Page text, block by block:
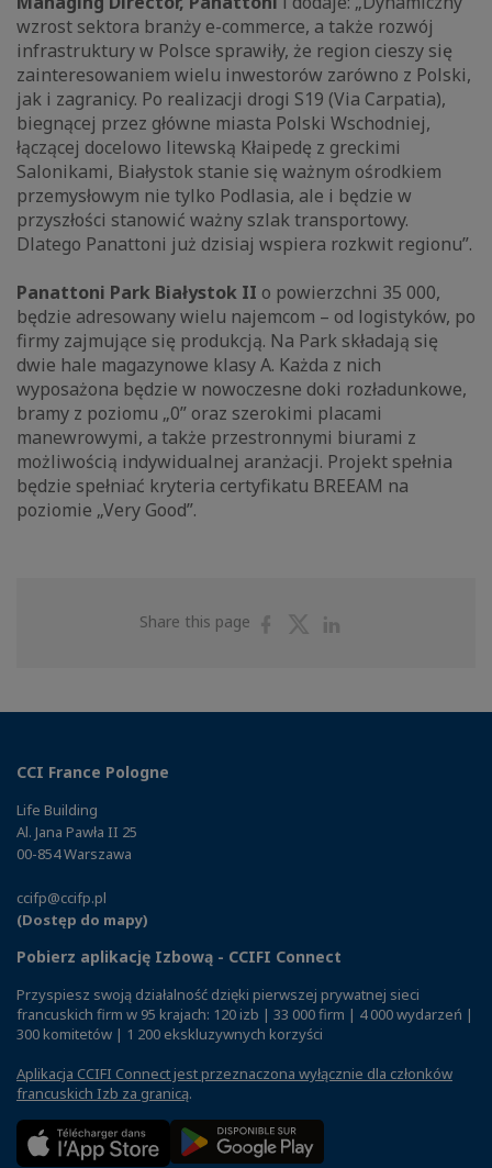
wzrost sektora branży e-commerce, a także rozwój
infrastruktury w Polsce sprawiły, że region cieszy się
zainteresowaniem wielu inwestorów zarówno z Polski,
jak i zagranicy. Po realizacji drogi S19 (Via Carpatia),
biegnącej przez główne miasta Polski Wschodniej,
łączącej docelowo litewską Kłaipedę z greckimi
Salonikami, Białystok stanie się ważnym ośrodkiem
przemysłowym nie tylko Podlasia, ale i będzie w
przyszłości stanowić ważny szlak transportowy.
Dlatego Panattoni już dzisiaj wspiera rozkwit regionu”.
Panattoni Park Białystok II o powierzchni 35 000,
będzie adresowany wielu najemcom – od logistyków, po
firmy zajmujące się produkcją. Na Park składają się
dwie hale magazynowe klasy A. Każda z nich
wyposażona będzie w nowoczesne doki rozładunkowe,
bramy z poziomu „0” oraz szerokimi placami
manewrowymi, a także przestronnymi biurami z
możliwością indywidualnej aranżacji. Projekt spełnia
będzie spełniać kryteria certyfikatu BREEAM na
poziomie „Very Good”.
Share this page
ShareShare
CCI France Pologne
Life Building
Al. Jana Pawła II 25
00-854 Warszawa
ccifp@ccifp.pl
(Dostęp do mapy)
Pobierz aplikację Izbową - CCIFI Connect
Przyspiesz swoją działalność dzięki pierwszej prywatnej sieci
francuskich firm w 95 krajach: 120 izb | 33 000 firm | 4 000 wydarzeń |
300 komitetów | 1 200 ekskluzywnych korzyści
Aplikacja CCIFI Connect jest przeznaczona wyłącznie dla członków
francuskich Izb za granicą.